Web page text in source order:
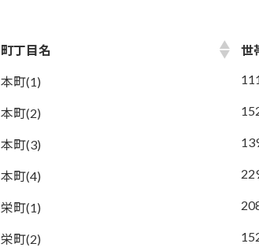
町丁目名 世
本町(1)
本町(2)
本町(3)
本町(4)
栄町(1)
栄町(2)